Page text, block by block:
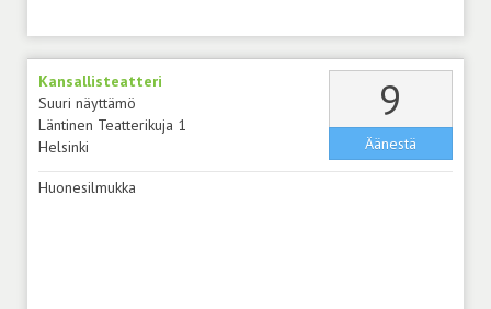
Kansallisteatteri
Suuri näyttämö
Läntinen Teatterikuja 1
Helsinki
9
Äänestä
Huonesilmukka